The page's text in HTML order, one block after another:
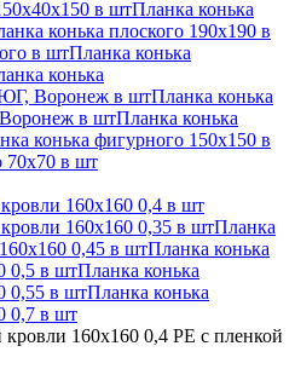
в штПланка конька
конька плоского 190х190 в
в штПланка конька
конька
ЮГ, Воронеж в штПланка конька
Воронеж в штПланка конька
конька фигурного 150x150 в
70x70 в шт
160х160 0,4 в шт
160х160 0,35 в штПланка
0,45 в штПланка конька
0,5 в штПланка конька
0,55 в штПланка конька
0,7 в шт
160x160 0,4 PE с пленкой